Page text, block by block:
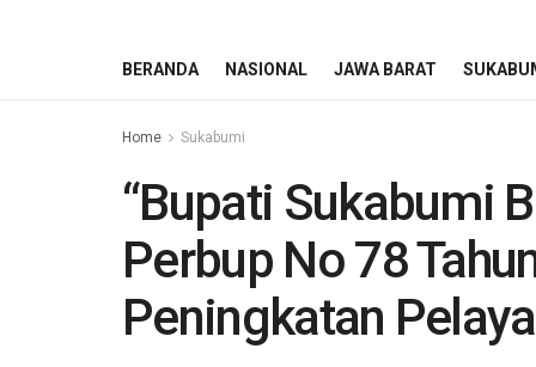
BERANDA NASIONAL JAWA BARAT
Home Sukabumi
“Bupati Sukabumi
Perbup No 78
Peningkatan